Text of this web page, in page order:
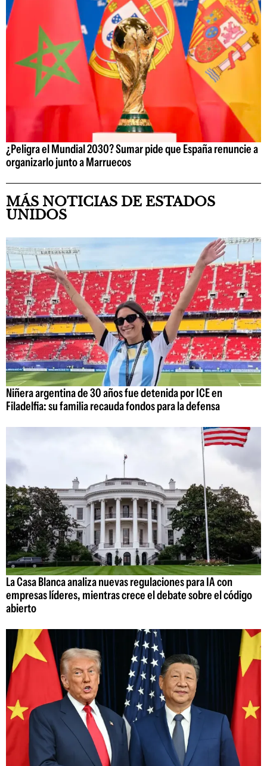
¿Peligra el Mundial 2030? Sumar pide que España renuncie a
organizarlo junto a Marruecos
MÁS NOTICIAS DE ESTADOS
UNIDOS
Niñera argentina de 30 años fue detenida por ICE en
Filadelfia: su familia recauda fondos para la defensa
La Casa Blanca analiza nuevas regulaciones para IA con
empresas líderes, mientras crece el debate sobre el código
abierto